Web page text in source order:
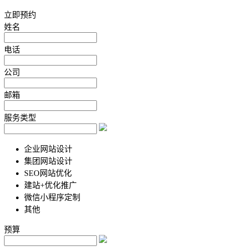
立即预约
姓名
电话
公司
邮箱
服务类型
企业网站设计
集团网站设计
SEO网站优化
建站+优化推广
微信小程序定制
其他
预算